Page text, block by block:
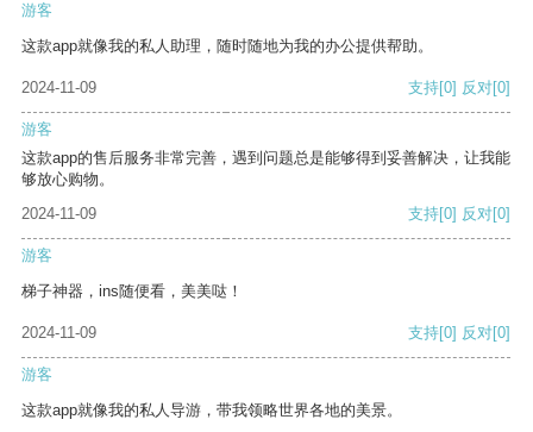
游客
这款app就像我的私人助理，随时随地为我的办公提供帮助。
2024-11-09 支持[0] 反对[0]
游客
这款app的售后服务非常完善，遇到问题总是能够得到妥善解决，让我能
够放心购物。
2024-11-09
支持[0] 反对[0]
游客
梯子神器，ins随便看，美美哒！
2024-11-09 支持[0] 反对[0]
游客
这款app就像我的私人导游，带我领略世界各地的美景。